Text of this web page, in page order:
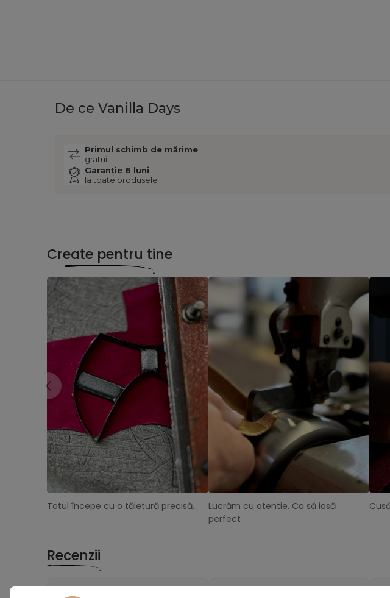
De ce Vanilla Days
Primul schimb de mărime
gratuit
Garanție 6 luni
la toate produsele
Create pentru tine
Totul începe cu o tăietură precisă.
Lucrăm cu atentie. Ca să iasă
perfect
Recenzii